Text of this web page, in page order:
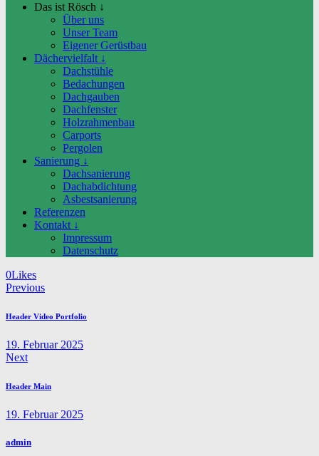
Das ist Rösch ↓
Über uns
Unser Team
Eigener Gerüstbau
Dächervielfalt ↓
Dachstühle
Bedachungen
Dachgauben
Dachfenster
Holzrahmenbau
Carports
Pergolen
Sanierung ↓
Dachsanierung
Dachabdichtung
Asbestsanierung
Referenzen
Kontakt ↓
Impressum
Datenschutz
0LikesTwitter
Facebook
Email
Copy
URL
clipboard
Beitragsnavigation
Previous
Header Video Portfolio
19. Februar 2025
Next
Header Main
19. Februar 2025
admin